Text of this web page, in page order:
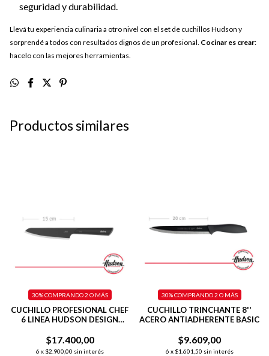
seguridad y durabilidad.
Llevá tu experiencia culinaria a otro nivel con el set de cuchillos Hudson y
sorprendé a todos con resultados dignos de un profesional. Cocinar es crear:
hacelo con las mejores herramientas.
Productos similares
CUCHILLO PROFESIONAL CHEF
6 LINEA HUDSON DESIGN
$17.400,00
6 x $2.900,00 sin interés
30%COMPRANDO 2 O MÁS
CUCHILLO TRINCHANTE 8''
ACERO ANTIADHERENTE BASIC
$9.609,00
6 x $1.601,50 sin interés
30%COMPRANDO 2 O MÁS